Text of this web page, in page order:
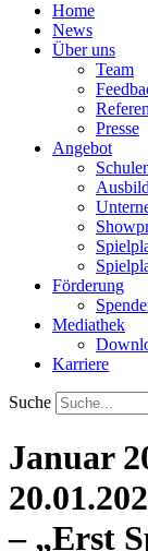
Home
News
Über uns
Team
Presse
Angebot
Förderung
Mediathek
Karriere
Suche
Januar
– „Erst